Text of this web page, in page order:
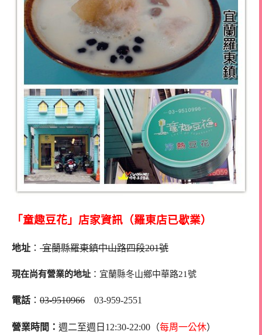
「童趣豆花」店家資訊（羅東店已歇業）
地址 ： 宜蘭縣羅東鎮中山路四段201號
現在尚有營業的地址 ：宜蘭縣冬山鄉中華路21號
電話 ： 03-9510966 03-959-2551
營業時間： 週二至週日12:30-22:00（每周一公休）